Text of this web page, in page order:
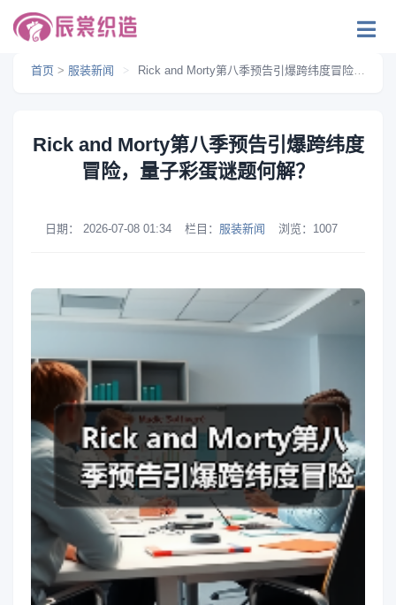
首页 > 服装新闻 > Rick and Morty第八季预告引爆跨纬度冒险，量子彩蛋谜题何解？
Rick and Morty第八季预告引爆跨纬度
冒险，量子彩蛋谜题何解？
日期： 2026-07-08 01:34 栏目： 服装新闻 浏览： 1007